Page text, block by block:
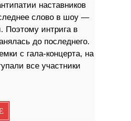
наставников
слово в шоу —
Поэтому интрига в
до последнего.
с гала-концерта, на
все участники